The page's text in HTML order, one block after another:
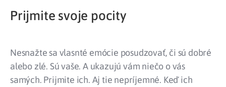
Prijmite svoje pocity
Nesnažte sa vlasnté emócie posudzovať, či sú dobré
alebo zlé. Sú vaše. A ukazujú vám niečo o vás
samých. Prijmite ich. Aj tie nepríjemné. Keď ich